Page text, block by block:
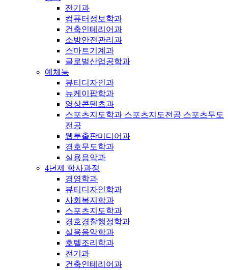
전기과
컴퓨터정보학과
건축인테리어과
소방안전관리과
스마트기계과
글로벌산업공학과
예체능
뷰티디자인과
뉴케이팝학과
영상콘텐츠과
스포츠지도학과 스포츠지도전공 스포츠무도
전공
웹툰출판미디어과
경호무도학과
실용음악과
4년제 학사과정
경영학과
뷰티디자인학과
사회복지학과
스포츠지도학과
경호경찰행정학과
실용음악학과
호텔조리학과
전기과
건축인테리어과